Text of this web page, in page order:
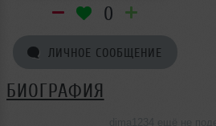
0
ЛИЧНОЕ СООБЩЕНИЕ
БИОГРАФИЯ